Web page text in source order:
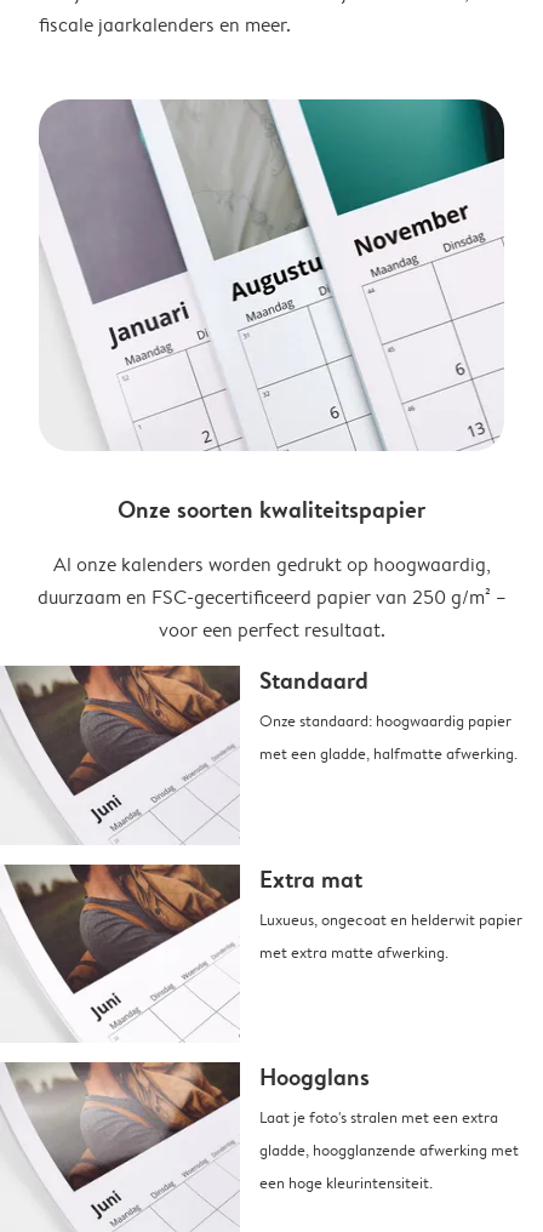
fiscale jaarkalenders en meer.
Onze soorten kwaliteitspapier
Al onze kalenders worden gedrukt op hoogwaardig,
duurzaam en FSC-gecertificeerd papier van 250 g/m² –
voor een perfect resultaat.
Standaard
Onze standaard: hoogwaardig papier
met een gladde, halfmatte afwerking.
Extra mat
Luxueus, ongecoat en helderwit papier
met extra matte afwerking.
Hoogglans
Laat je foto's stralen met een extra
gladde, hoogglanzende afwerking met
een hoge kleurintensiteit.